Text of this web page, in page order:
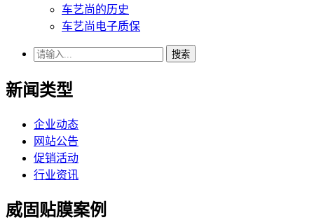
车艺尚的历史
车艺尚电子质保
搜索
新闻类型
企业动态
网站公告
促销活动
行业资讯
威固贴膜案例